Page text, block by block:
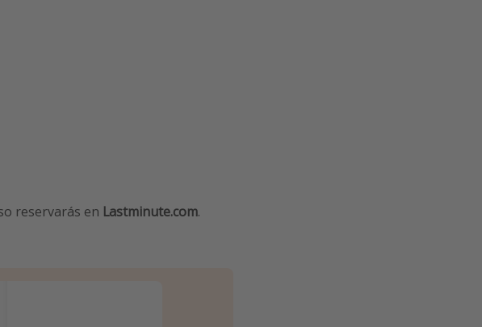
reservarás en Lastminute.com.